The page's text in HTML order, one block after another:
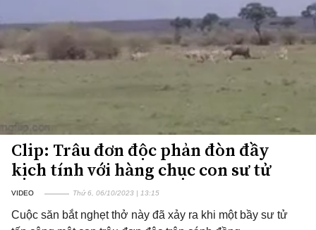
Clip: Trâu đơn độc phản đòn đầy
kịch tính với hàng chục con sư tử
VIDEO Thứ 6, 06/10/2023 | 13:15
Cuộc săn bắt nghẹt thở này đã xảy ra khi một bầy sư tử